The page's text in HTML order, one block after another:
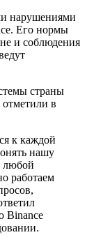
нарушениями
Его нормы
и соблюдения
страны
в
к каждой
нашу
любой
работаем
Binance